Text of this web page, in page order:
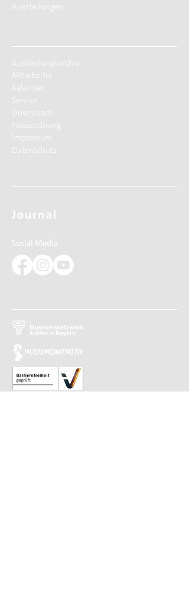
Ausstellungen
Ausstellungsarchiv
Mitarbeiter
Kalender
Service
Downloads
Hausordnung
Impressum
Datenschutz
Journal
Social Media